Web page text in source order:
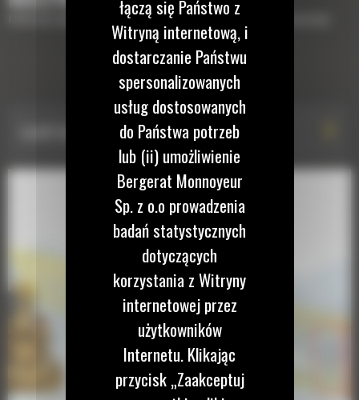
Krótki opis wyposażenia lub osprzętów potrzebnych do uzupełnienia maszyny
ZESTAWY TECHNOLOGII
Cat® Vision System with Personnel Detection
łączą się Państwo z
Witryną internetową, i
dostarczanie Państwu
spersonalizowanych
usług dostosowanych
do Państwa potrzeb
lub (ii) umożliwienie
Bergerat Monnoyeur
Sp. z o.o prowadzenia
badań statystycznych
dotyczących
korzystania z Witryny
internetowej przez
użytkowników
Internetu. Klikając
przycisk „Zaakceptuj